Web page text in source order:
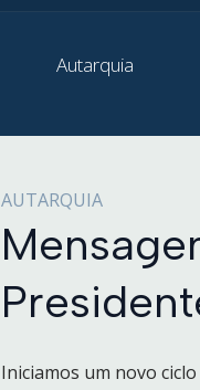
Autarquia
AUTARQUIA
Iniciamos um novo